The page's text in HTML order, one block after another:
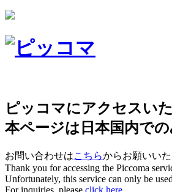
ピッコマにアクセスい
本ページは日本国内で
お問い合わせはこちらからお願いいた
Thank you for accessing the Piccoma
Unfortunately, this service can only be
For inquiries, please click here.